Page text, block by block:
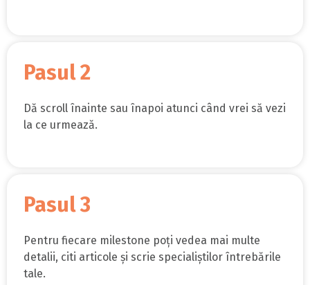
Pasul 2
Dă scroll înainte sau înapoi atunci când vrei să vezi
la ce urmează.
Pasul 3
Pentru fiecare milestone poți vedea mai multe
detalii, citi articole și scrie specialiștilor întrebările
tale.